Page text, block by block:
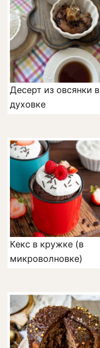
Десерт из овсянки в
духовке
Кекс в кружке (в
микроволновке)